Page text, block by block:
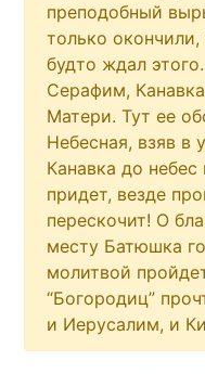
преподобный
только
будто ждал
Серафим,
Матери. Тут ее
Небесная, взяв в
Канавка до
придет, везде
перескочит! О
месту Батюшка
молитвой
“Богородиц”
и Иерусалим, и